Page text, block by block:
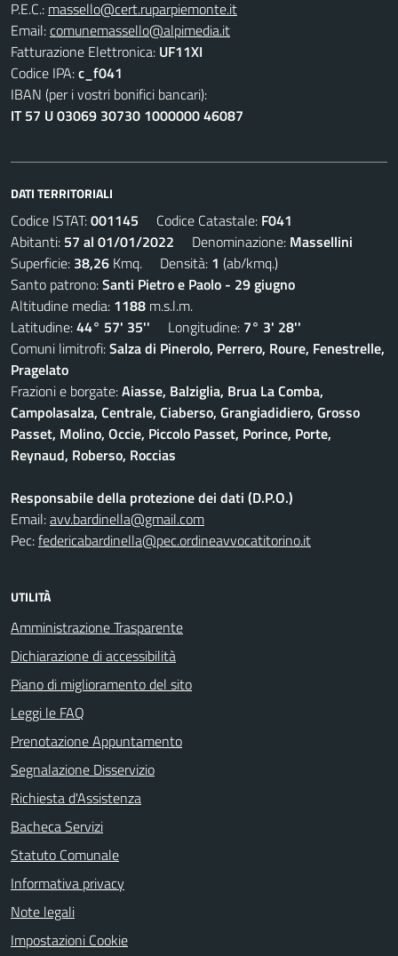
P.E.C.: massello@cert.ruparpiemonte.it
Email:comunemassello@alpimedia.it
Fatturazione Elettronica: UF11XI
Codice IPA:c_f041
IBAN (per i vostri bonifici bancari):
IT 57 U 03069 30730 1000000 46087
DATI TERRITORIALI
Codice ISTAT:001145 Codice Catastale: F041
Abitanti: 57 al 01/01/2022 Denominazione: Massellini
Superficie: 38,26 Kmq. Densità: 1 (ab/kmq.)
Santo patrono:Santi Pietro e Paolo - 29 giugno
Altitudine media: 1188 m.s.l.m.
Latitudine:44° 57' 35'' Longitudine: 7° 3' 28''
Comuni limitrofi:Salza di Pinerolo, Perrero, Roure, Fenestrelle,
Pragelato
Frazioni e borgate:Aiasse, Balziglia, Brua La Comba,
Campolasalza, Centrale, Ciaberso, Grangiadidiero, Grosso
Passet, Molino, Occie, Piccolo Passet, Porince, Porte,
Reynaud, Roberso, Roccias
Responsabile della protezione dei dati (D.P.O.)
Email:avv.bardinella@gmail.com
Pec:federicabardinella@pec.ordineavvocatitorino.it
UTILITÀ
Amministrazione Trasparente
Dichiarazione di accessibilità
Piano di miglioramento del sito
Leggi le FAQ
Prenotazione Appuntamento
Segnalazione Disservizio
Richiesta d'Assistenza
Bacheca Servizi
Statuto Comunale
Informativa privacy
Note legali
Impostazioni Cookie